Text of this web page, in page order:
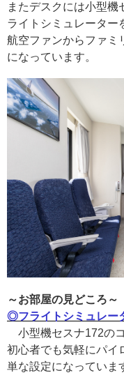
アクセス
お問い合わせ
またデスクには小型機
ライトシミュレーター
航空ファンからファミ
になっています。
～お部屋の見どころ～
◎フライトシミュレー
小型機セスナ172の
初心者でも気軽にパイ
単な設定になっていま